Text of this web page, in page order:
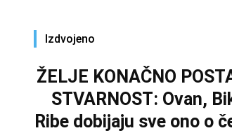
Izdvojeno
ŽELJE KONAČNO
STVARNOST: Ovan,
Ribe dobijaju sve ono o